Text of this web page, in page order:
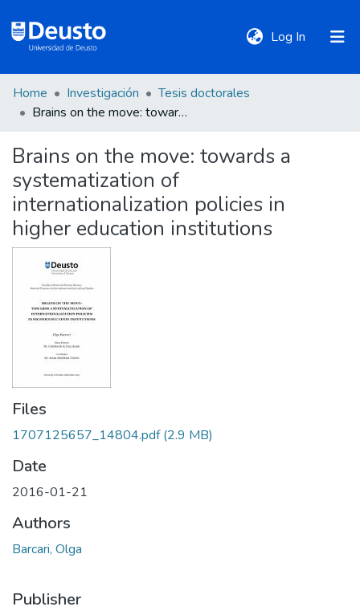
Log In (current)
DeustoTeka
Communities
&
Collections
All of DSpace
Statistics
Policies
Home Investigación
Tesis doctorales
Brains on the move: towards a systematization of internationalization policies in higher education institutions
Brains on the move: towards a
systematization of
internationalization policies in
higher education institutions
Files
1707125657_14804.pdf(2.9 MB)
Date
2016-01-21
Authors
Barcari, Olga
Publisher